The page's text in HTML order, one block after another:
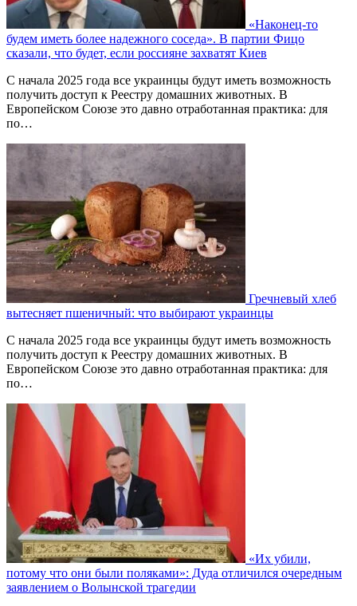
«Наконец-то
будем иметь более надежного соседа». В партии Фицо
сказали, что будет, если россияне захватят Киев
С начала 2025 года все украинцы будут иметь возможность
получить доступ к Реестру домашних животных. В
Европейском Союзе это давно отработанная практика: для
по…
Гречневый хлеб
вытесняет пшеничный: что выбирают украинцы
С начала 2025 года все украинцы будут иметь возможность
получить доступ к Реестру домашних животных. В
Европейском Союзе это давно отработанная практика: для
по…
«Их убили,
потому что они были поляками»: Дуда отличился очередным
заявлением о Волынской трагедии